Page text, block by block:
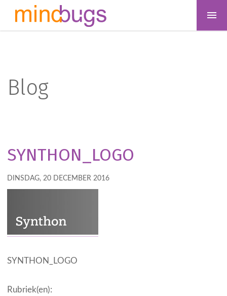
Blog
SYNTHON_LOGO
DINSDAG, 20 DECEMBER 2016
SYNTHON_LOGO
Rubriek(en):